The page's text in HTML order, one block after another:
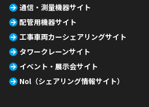
通信・測量機器サイト
配管用機器サイト
工事車両カーシェアリングサイト
タワークレーンサイト
イベント・展示会サイト
Nol（シェアリング情報サイト）